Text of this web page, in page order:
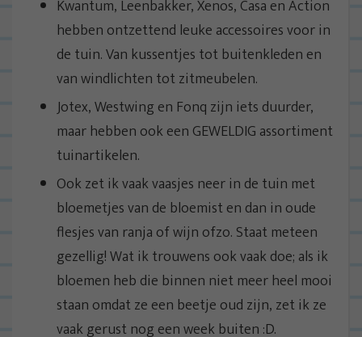
Kwantum, Leenbakker, Xenos, Casa en Action
hebben ontzettend leuke accessoires voor in
de tuin. Van kussentjes tot buitenkleden en
van windlichten tot zitmeubelen.
Jotex, Westwing en Fonq zijn iets duurder,
maar hebben ook een GEWELDIG assortiment
tuinartikelen.
Ook zet ik vaak vaasjes neer in de tuin met
bloemetjes van de bloemist en dan in oude
flesjes van ranja of wijn ofzo. Staat meteen
gezellig! Wat ik trouwens ook vaak doe; als ik
bloemen heb die binnen niet meer heel mooi
staan omdat ze een beetje oud zijn, zet ik ze
vaak gerust nog een week buiten :D.